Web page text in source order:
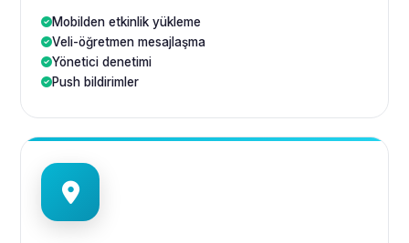
Mobilden etkinlik yükleme
Veli-öğretmen mesajlaşma
Yönetici denetimi
Push bildirimler